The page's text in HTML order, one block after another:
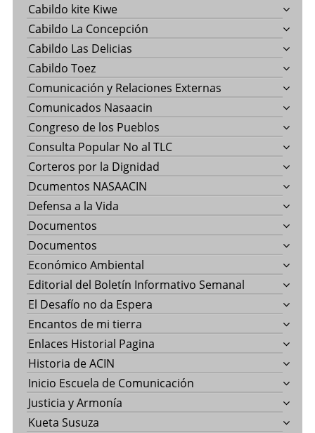
Cabildo kite Kiwe
Cabildo La Concepción
Cabildo Las Delicias
Cabildo Toez
Comunicación y Relaciones Externas
Comunicados Nasaacin
Congreso de los Pueblos
Consulta Popular No al TLC
Corteros por la Dignidad
Dcumentos NASAACIN
Defensa a la Vida
Documentos
Documentos
Económico Ambiental
Editorial del Boletín Informativo Semanal
El Desafío no da Espera
Encantos de mi tierra
Enlaces Historial Pagina
Historia de ACIN
Inicio Escuela de Comunicación
Justicia y Armonía
Kueta Susuza